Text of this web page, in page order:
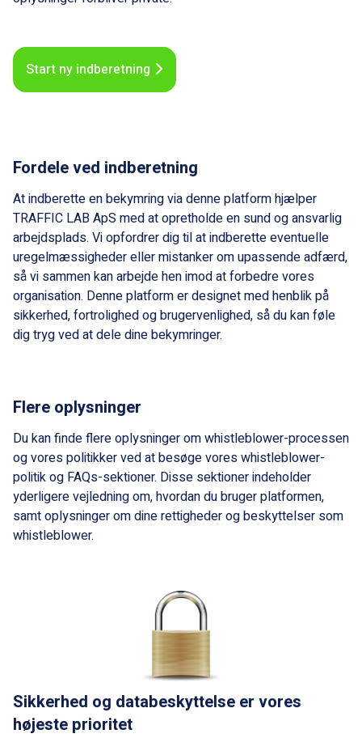
Start ny indberetning
Fordele ved indberetning
At indberette en bekymring via denne platform hjælper
TRAFFIC LAB ApS med at opretholde en sund og ansvarlig
arbejdsplads. Vi opfordrer dig til at indberette eventuelle
uregelmæssigheder eller mistanker om upassende adfærd,
så vi sammen kan arbejde hen imod at forbedre vores
organisation. Denne platform er designet med henblik på
sikkerhed, fortrolighed og brugervenlighed, så du kan føle
dig tryg ved at dele dine bekymringer.
Flere oplysninger
Du kan finde flere oplysninger om whistleblower-processen
og vores politikker ved at besøge vores whistleblower-
politik og FAQs-sektioner. Disse sektioner indeholder
yderligere vejledning om, hvordan du bruger platformen,
samt oplysninger om dine rettigheder og beskyttelser som
whistleblower.
Sikkerhed og databeskyttelse er vores
højeste prioritet